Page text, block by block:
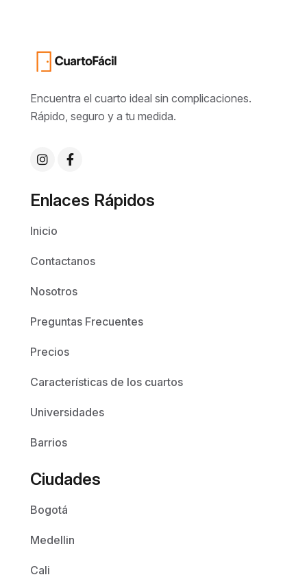
Encuentra el cuarto ideal sin complicaciones.
Rápido, seguro y a tu medida.
Enlaces Rápidos
Inicio
Contactanos
Nosotros
Preguntas Frecuentes
Precios
Características de los cuartos
Universidades
Barrios
Ciudades
Bogotá
Medellin
Cali